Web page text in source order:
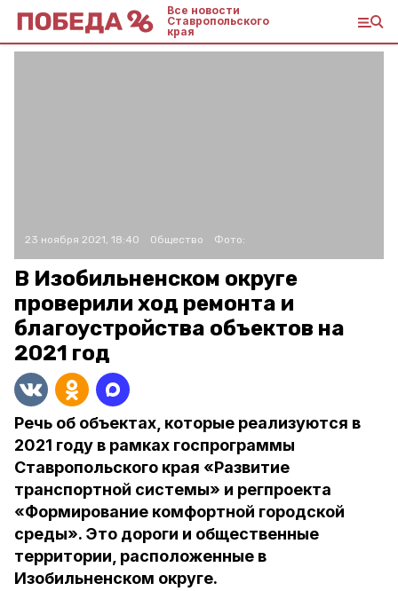
Все новости
Ставропольского
края
23 ноября 2021, 18:40 Общество Фото:
В Изобильненском округе
проверили ход ремонта и
благоустройства объектов на
2021 год
Речь об объектах, которые реализуются в
2021 году в рамках госпрограммы
Ставропольского края «Развитие
транспортной системы» и регпроекта
«Формирование комфортной городской
среды». Это дороги и общественные
территории, расположенные в
Изобильненском округе.